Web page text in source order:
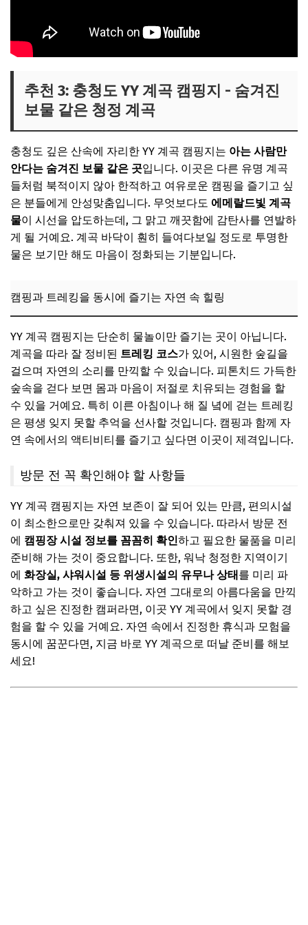
추천 3: 충청도 YY 계곡 캠핑지 - 숨겨진
보물 같은 청정 계곡
충청도 깊은 산속에 자리한 YY 계곡 캠핑지는 아는 사람만
안다는 숨겨진 보물 같은 곳입니다. 이곳은 다른 유명 계곡
들처럼 북적이지 않아 한적하고 여유로운 캠핑을 즐기고 싶
은 분들에게 안성맞춤입니다. 무엇보다도 에메랄드빛 계곡
물이 시선을 압도하는데, 그 맑고 깨끗함에 감탄사를 연발하
게 될 거예요. 계곡 바닥이 훤히 들여다보일 정도로 투명한
물은 보기만 해도 마음이 정화되는 기분입니다.
캠핑과 트레킹을 동시에 즐기는 자연 속 힐링
YY 계곡 캠핑지는 단순히 물놀이만 즐기는 곳이 아닙니다.
계곡을 따라 잘 정비된 트레킹 코스가 있어, 시원한 숲길을
걸으며 자연의 소리를 만끽할 수 있습니다. 피톤치드 가득한
숲속을 걷다 보면 몸과 마음이 저절로 치유되는 경험을 할
수 있을 거예요. 특히 이른 아침이나 해 질 녘에 걷는 트레킹
은 평생 잊지 못할 추억을 선사할 것입니다. 캠핑과 함께 자
연 속에서의 액티비티를 즐기고 싶다면 이곳이 제격입니다.
방문 전 꼭 확인해야 할 사항들
YY 계곡 캠핑지는 자연 보존이 잘 되어 있는 만큼, 편의시설
이 최소한으로만 갖춰져 있을 수 있습니다. 따라서 방문 전
에 캠핑장 시설 정보를 꼼꼼히 확인하고 필요한 물품을 미리
준비해 가는 것이 중요합니다. 또한, 워낙 청정한 지역이기
에 화장실, 샤워시설 등 위생시설의 유무나 상태 를 미리 파
악하고 가는 것이 좋습니다. 자연 그대로의 아름다움을 만끽
하고 싶은 진정한 캠퍼라면, 이곳 YY 계곡에서 잊지 못할 경
험을 할 수 있을 거예요. 자연 속에서 진정한 휴식과 모험을
동시에 꿈꾼다면, 지금 바로 YY 계곡으로 떠날 준비를 해보
세요!